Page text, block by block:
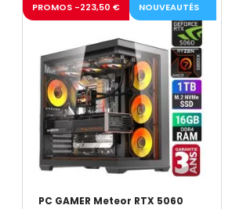
PC GAMER Meteor RTX 5060
PROMOS -223,50 € NOUVEAUTÉS